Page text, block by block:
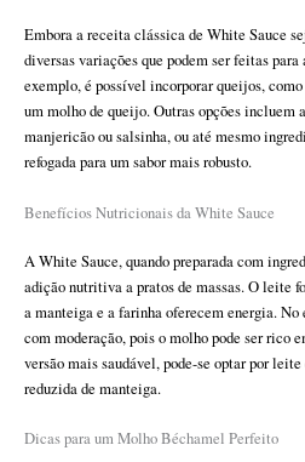
Embora a receita clássica de White Sauce
diversas variações que podem ser feitas
exemplo, é possível incorporar queijos,
um molho de queijo. Outras opções incluem
manjericão ou salsinha, ou até mesmo
refogada para um sabor mais robusto.
Benefícios Nutricionais da White Sauce
A White Sauce, quando preparada com
adição nutritiva a pratos de massas. O leite
a manteiga e a farinha oferecem energia.
com moderação, pois o molho pode ser rico
versão mais saudável, pode-se optar por
reduzida de manteiga.
Dicas para um Molho Béchamel Perfeito